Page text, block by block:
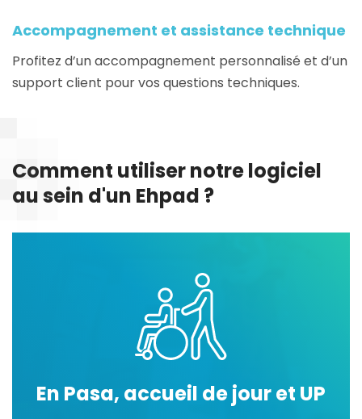
Accompagnement et assistance technique
Profitez d’un accompagnement personnalisé et d’un
support client pour vos questions techniques.
Comment utiliser notre logiciel
au sein d'un Ehpad ?
En Pasa, accueil de jour et UP